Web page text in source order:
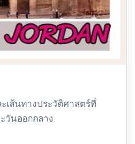
เส้นทางประวัติศาสตร์ที่
วันออกกลาง